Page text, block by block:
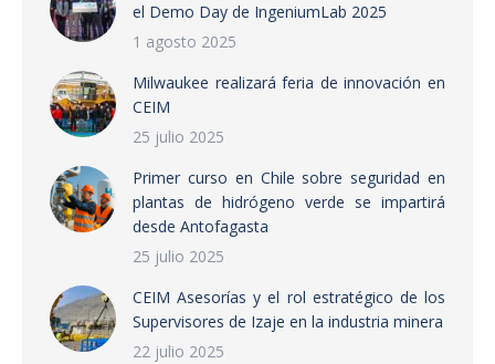
el Demo Day de IngeniumLab 2025
1 agosto 2025
Milwaukee realizará feria de innovación en
CEIM
25 julio 2025
Primer curso en Chile sobre seguridad en
plantas de hidrógeno verde se impartirá
desde Antofagasta
25 julio 2025
CEIM Asesorías y el rol estratégico de los
Supervisores de Izaje en la industria minera
22 julio 2025